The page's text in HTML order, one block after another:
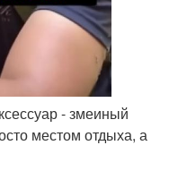
- змеиный
местом отдыха, а